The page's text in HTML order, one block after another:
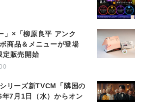
」×「柳原良平 アンク
商品＆メニューが登場
定販売開始
リーズ新TVCM「隣国の
7月1日（水）からオン